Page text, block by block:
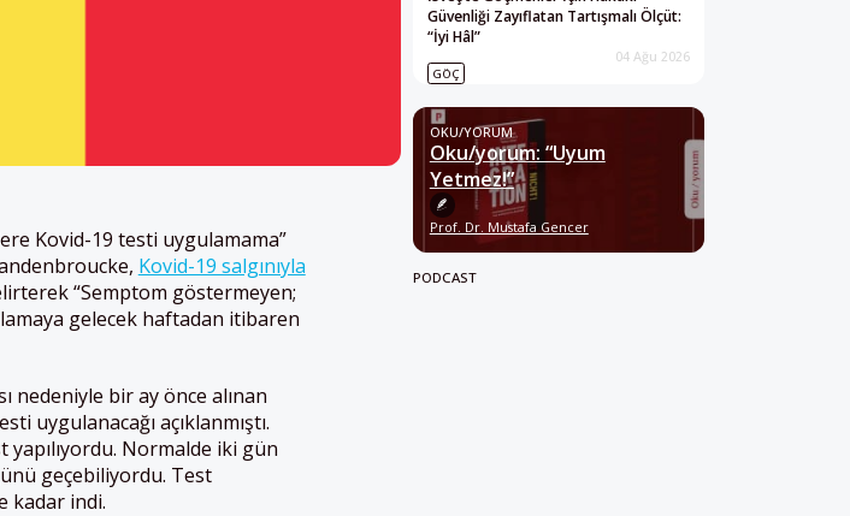
Kovid-19 testi uygulamama”
Kovid-19 salgınıyla
“Semptom göstermeyen;
gelecek haftadan itibaren
nedeniyle bir ay önce alınan
uygulanacağı açıklanmıştı.
Normalde iki gün
geçebiliyordu. Test
kadar indi.
Güvenliği Zayıflatan Tartışmalı Ölçüt:
“İyi Hâl”
GÖÇ
04 Ağu 2026
OKU/YORUM
Oku/yorum: “Uyum
Yetmez!”
Prof. Dr. Mustafa Gencer
PODCAST